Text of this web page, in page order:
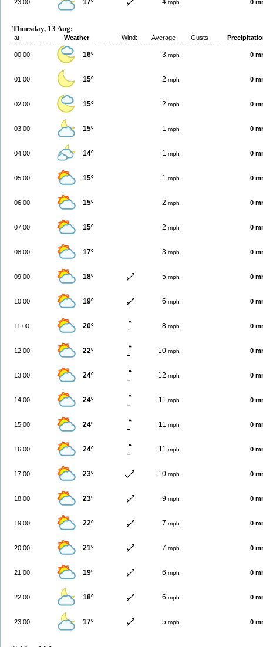
23:00 mph 0
Thursday, 13 Aug:
at Weather Wind: Average Gusts
00:00 16º 3 mph 0
01:00 15º 2 mph 0
02:00 15º 2 mph 0
03:00 15º 1 mph 0
04:00 14º 1 mph 0
05:00 15º 1 mph 0
06:00 15º 2 mph 0
07:00 15º 2 mph 0
08:00 17º 3 mph 0
09:00 18º 5 mph 0
10:00 19º 6 mph 0
11:00 20º 8 mph 0
12:00 22º 10 mph 0
13:00 24º 12 mph 0
14:00 24º 11 mph 0
15:00 24º 11 mph 0
16:00 24º 11 mph 0
17:00 23º 10 mph 0
18:00 23º 9 mph 0
19:00 22º 7 mph 0
20:00 21º 7 mph 0
21:00 19º 6 mph 0
22:00 18º 6 mph 0
23:00 17º 5 mph 0